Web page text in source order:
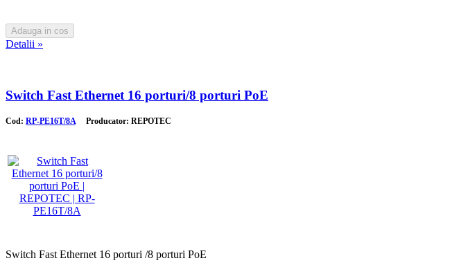
Detalii »
Switch Fast Ethernet 16 porturi/8 porturi PoE
Cod: RP-PE16T/8AProducator: REPOTEC
Switch Fast Ethernet 16 porturi /8 porturi PoE